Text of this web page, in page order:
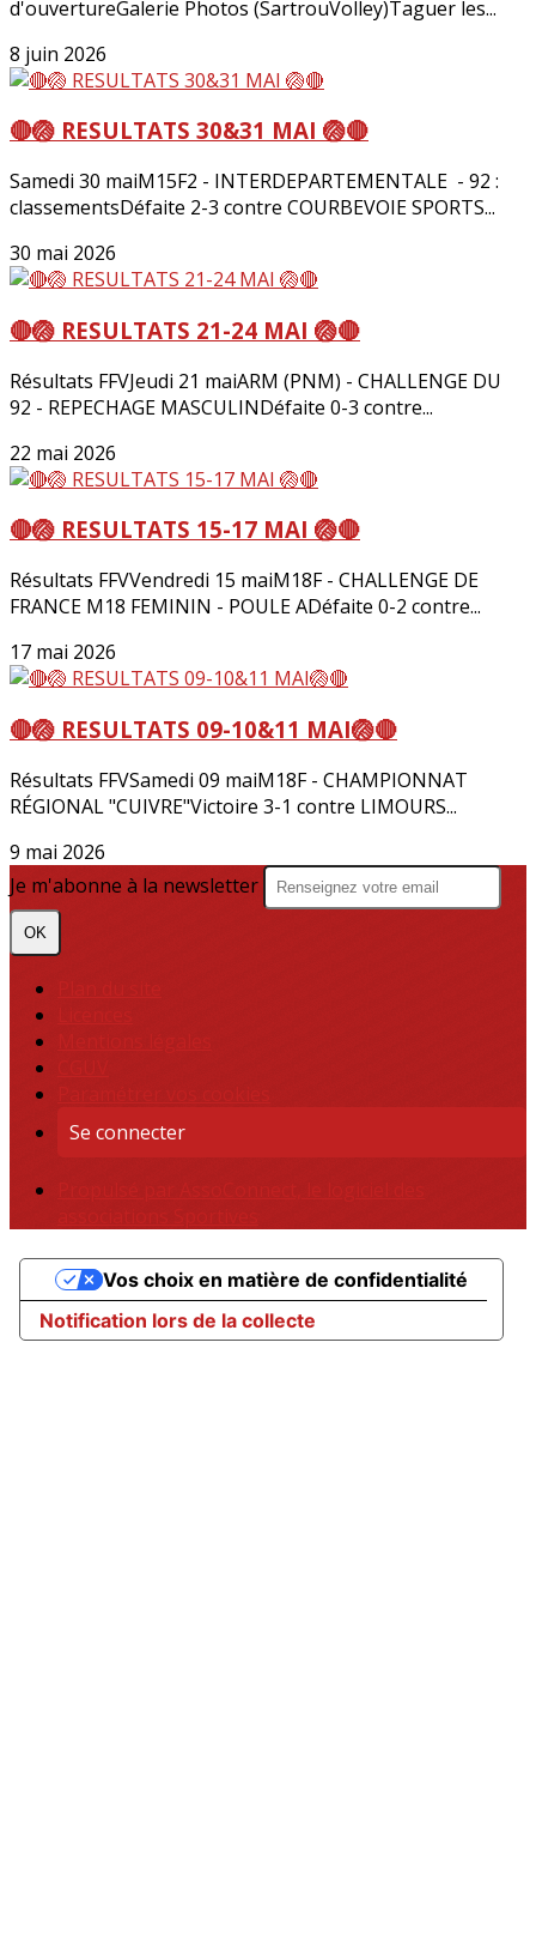
d'ouvertureGalerie Photos (SartrouVolley)Taguer les...
8 juin 2026
🔴🏐 RESULTATS 30&31 MAI 🏐🔴
Samedi 30 maiM15F2 - INTERDEPARTEMENTALE - 92 :
classementsDéfaite 2-3 contre COURBEVOIE SPORTS...
30 mai 2026
🔴🏐 RESULTATS 21-24 MAI 🏐🔴
Résultats FFVJeudi 21 maiARM (PNM) - CHALLENGE DU
92 - REPECHAGE MASCULINDéfaite 0-3 contre...
22 mai 2026
🔴🏐 RESULTATS 15-17 MAI 🏐🔴
Résultats FFVVendredi 15 maiM18F - CHALLENGE DE
FRANCE M18 FEMININ - POULE ADéfaite 0-2 contre...
17 mai 2026
🔴🏐 RESULTATS 09-10&11 MAI🏐🔴
Résultats FFVSamedi 09 maiM18F - CHAMPIONNAT
RÉGIONAL "CUIVRE"Victoire 3-1 contre LIMOURS...
9 mai 2026
Je m'abonne à la newsletter
OK
Plan du site
Mentions légales
CGUV
Paramétrer vos cookies
Se connecter
Propulsé par AssoConnect, le logiciel des
associations Sportives
Notification lors de la collecte
Vos choix en matière de confidentialité